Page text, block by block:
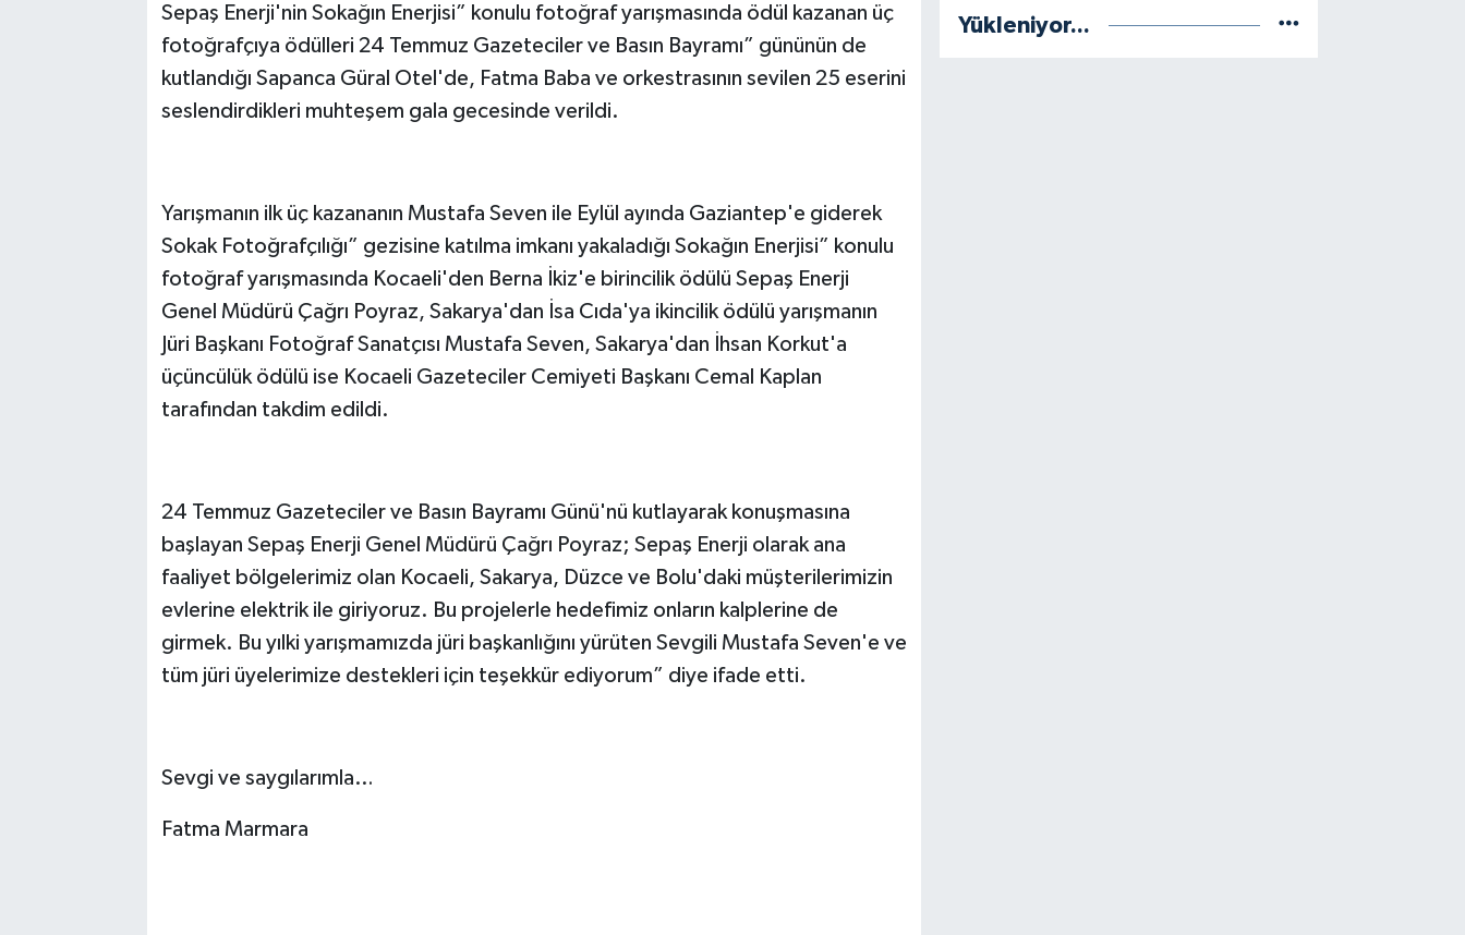
Sepaş Enerji'nin Sokağın Enerjisi” konulu fotoğraf yarışmasında ödül kazanan üç
fotoğrafçıya ödülleri 24 Temmuz Gazeteciler ve Basın Bayramı” gününün de
kutlandığı Sapanca Güral Otel'de, Fatma Baba ve orkestrasının sevilen 25 eserini
seslendirdikleri muhteşem gala gecesinde verildi.
Yarışmanın ilk üç kazananın Mustafa Seven ile Eylül ayında Gaziantep'e giderek
Sokak Fotoğrafçılığı” gezisine katılma imkanı yakaladığı Sokağın Enerjisi” konulu
fotoğraf yarışmasında Kocaeli'den Berna İkiz'e birincilik ödülü Sepaş Enerji
Genel Müdürü Çağrı Poyraz, Sakarya'dan İsa Cıda'ya ikincilik ödülü yarışmanın
Jüri Başkanı Fotoğraf Sanatçısı Mustafa Seven, Sakarya'dan İhsan Korkut'a
üçüncülük ödülü ise Kocaeli Gazeteciler Cemiyeti Başkanı Cemal Kaplan
tarafından takdim edildi.
24 Temmuz Gazeteciler ve Basın Bayramı Günü'nü kutlayarak konuşmasına
başlayan Sepaş Enerji Genel Müdürü Çağrı Poyraz; Sepaş Enerji olarak ana
faaliyet bölgelerimiz olan Kocaeli, Sakarya, Düzce ve Bolu'daki müşterilerimizin
evlerine elektrik ile giriyoruz. Bu projelerle hedefimiz onların kalplerine de
girmek. Bu yılki yarışmamızda jüri başkanlığını yürüten Sevgili Mustafa Seven'e ve
tüm jüri üyelerimize destekleri için teşekkür ediyorum” diye ifade etti.
Sevgi ve saygılarımla…
Fatma Marmara
Yükleniyor...